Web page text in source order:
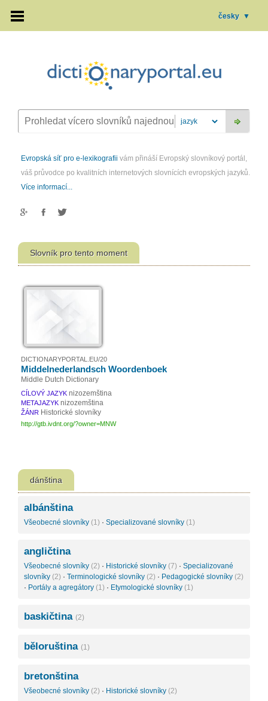
česky ▼
Evropská síť pro e-lexikografii vám přináší Evropský slovníkový portál,
váš průvodce po kvalitních internetových slovnících evropských jazyků.
Více informací...
Slovník pro tento moment
DICTIONARYPORTAL.EU/20
Middelnederlandsch Woordenboek
Middle Dutch Dictionary
CÍLOVÝ JAZYK nizozemština
METAJAZYK nizozemština
ŽÁNR Historické slovníky
http://gtb.ivdnt.org/?owner=MNW
dánština
albánština
Všeobecné slovníky (1) · Specializované slovníky (1)
angličtina
Všeobecné slovníky (2) · Historické slovníky (7) · Specializované
slovníky (2) · Terminologické slovníky (2) · Pedagogické slovníky (2)
· Portály a agregátory (1) · Etymologické slovníky (1)
baskičtina (2)
běloruština (1)
bretonština
Všeobecné slovníky (2) · Historické slovníky (2)